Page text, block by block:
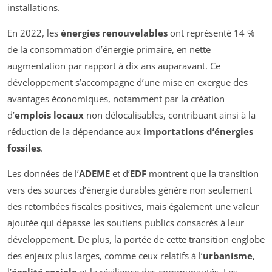
installations.
En 2022, les énergies renouvelables ont représenté 14 %
de la consommation d’énergie primaire, en nette
augmentation par rapport à dix ans auparavant. Ce
développement s’accompagne d’une mise en exergue des
avantages économiques, notamment par la création
d’emplois locaux non délocalisables, contribuant ainsi à la
réduction de la dépendance aux importations d’énergies
fossiles.
Les données de l’ADEME et d’EDF montrent que la transition
vers des sources d’énergie durables génère non seulement
des retombées fiscales positives, mais également une valeur
ajoutée qui dépasse les soutiens publics consacrés à leur
développement. De plus, la portée de cette transition englobe
des enjeux plus larges, comme ceux relatifs à l’urbanisme,